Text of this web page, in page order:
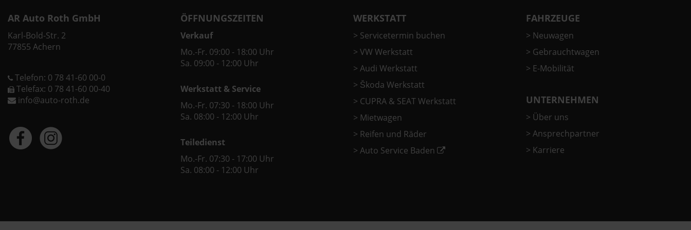
AR Auto Roth GmbH
Karl-Bold-Str. 2
77855 Achern
Telefon: 0 78 41-60 00-0
Telefax: 0 78 41-60 00-40
info@auto-roth.de
ÖFFNUNGSZEITEN
Verkauf
Mo.-Fr. 09:00 - 18:00 Uhr
Sa. 09:00 - 12:00 Uhr
Werkstatt & Service
Mo.-Fr. 07:30 - 18:00 Uhr
Sa. 08:00 - 12:00 Uhr
Teiledienst
Mo.-Fr. 07:30 - 17:00 Uhr
Sa. 08:00 - 12:00 Uhr
WERKSTATT
> Servicetermin buchen
> VW Werkstatt
> Audi Werkstatt
> Škoda Werkstatt
> CUPRA & SEAT Werkstatt
> Mietwagen
> Reifen und Räder
> Auto Service Baden
FAHRZEUGE
> Neuwagen
> Gebrauchtwagen
> E-Mobilität
UNTERNEHMEN
> Über uns
> Ansprechpartner
> Karriere